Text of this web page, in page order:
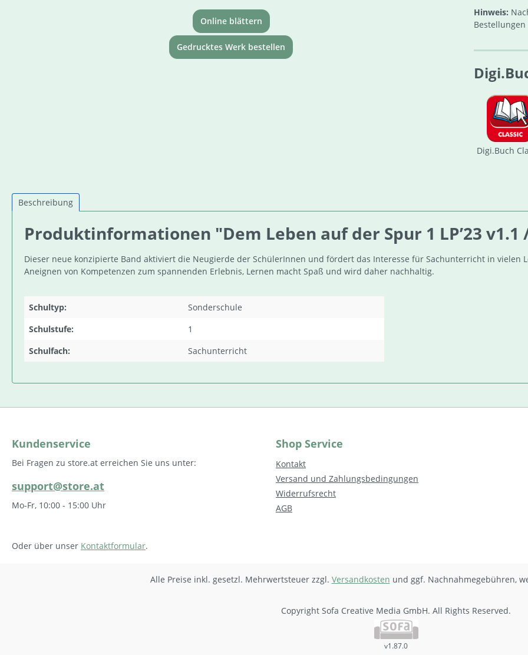
Online blättern
Gedrucktes Werk bestellen
Hinweis:
Digi.Buch
Beschreibung
Produktinformationen "Dem Leben auf der Spur 1 LP’23 v1.1
Dieser neue konzipierte Band aktiviert die Neugierde der SchülerInnen und fördert das Interesse für Sachunterricht in vielen
Aneignen von Kompetenzen zum spannenden Erlebnis, Lernen macht Spaß und wird daher nachhaltig.
Schultyp:
Sonderschule
Schulstufe:
1
Schulfach:
Sachunterricht
Kundenservice
Bei Fragen zu store.at erreichen Sie uns unter:
support@store.at
Mo-Fr, 10:00 - 15:00 Uhr
Oder über unser Kontaktformular.
Shop Service
Kontakt
Versand und Zahlungsbedingungen
Widerrufsrecht
AGB
Alle Preise inkl. gesetzl. Mehrwertsteuer zzgl. Versandkosten und ggf. Nachnahmegebühren,
Copyright Sofa Creative Media GmbH. All Rights Reserved.
v1.87.0